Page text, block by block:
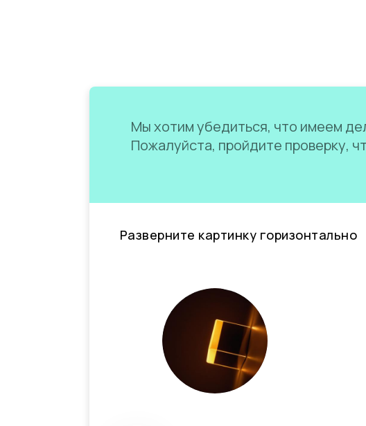
Мы хотим убедиться, что имеем
Пожалуйста, пройдите проверку,
Разверните картинку горизонтально